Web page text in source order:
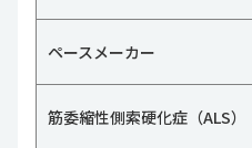
ペースメーカー
筋委縮性側索硬化症（ALS）